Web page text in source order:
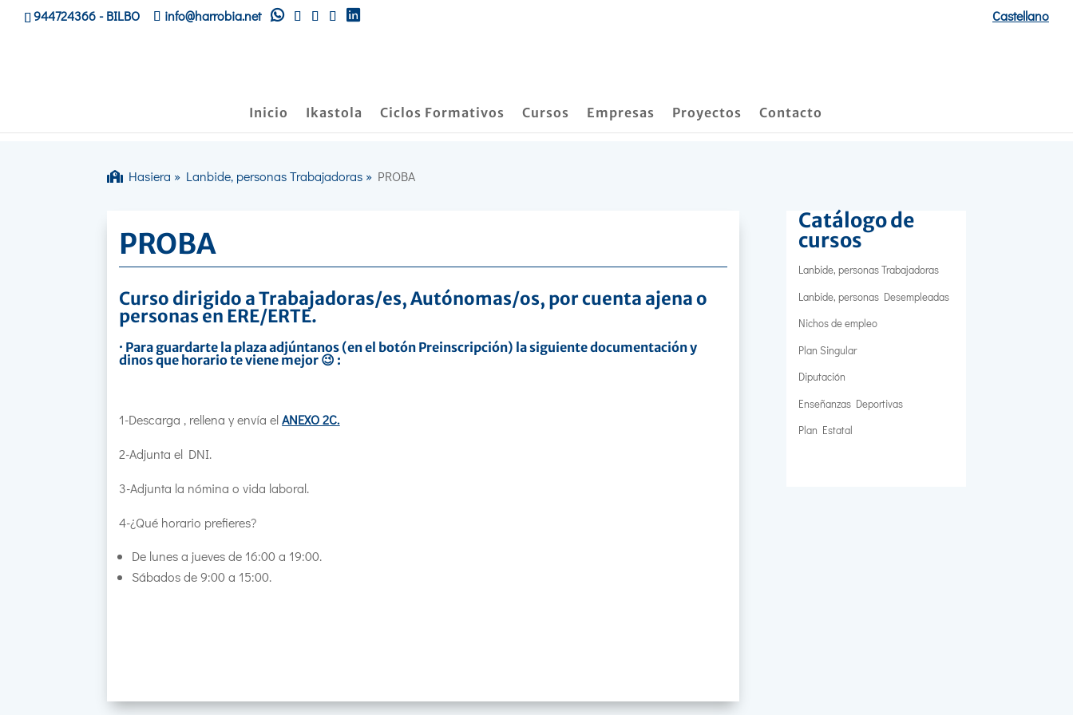
944724366- BILBO info@harrobia.net Castellano
Inicio Ikastola Ciclos Formativos Cursos Empresas Proyectos Contacto
Hasiera » Lanbide, personas Trabajadoras » PROBA
PROBA
Curso dirigido a Trabajadoras/es, Autónomas/os, por cuenta ajena o
personas en ERE/ERTE.
· Para guardarte la plaza adjúntanos (en el botón Preinscripción) la siguiente documentación y
dinos que horario te viene mejor 😉 :
1-Descarga , rellena y envía elANEXO 2C.
2-Adjunta el DNI.
3-Adjunta la nómina o vida laboral.
4-¿Qué horario prefieres?
De lunes a jueves de 16:00 a 19:00.
Sábados de 9:00 a 15:00.
Catálogo de
cursos
Lanbide, personas Trabajadoras
Lanbide, personas Desempleadas
Nichos de empleo
Plan Singular
Diputación
Enseñanzas Deportivas
Plan Estatal